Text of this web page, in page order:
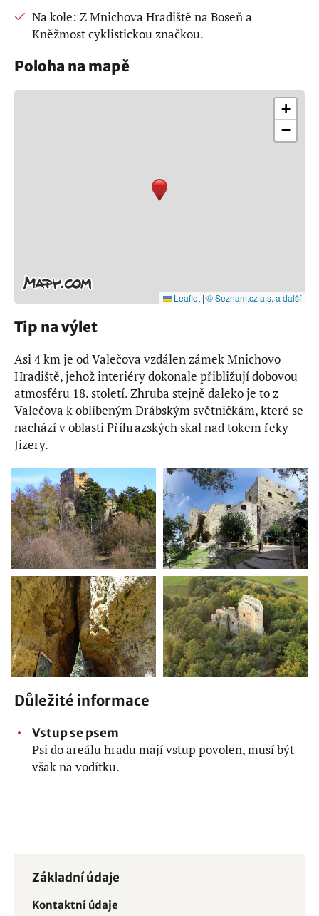
Na kole: Z Mnichova Hradiště na Boseň a
Kněžmost cyklistickou značkou.
Poloha na mapě
+
−
Leaflet | © Seznam.cz a.s. a další
Tip na výlet
Asi 4 km je od Valečova vzdálen zámek Mnichovo
Hradiště, jehož interiéry dokonale přibližují dobovou
atmosféru 18. století. Zhruba stejně daleko je to z
Valečova k oblíbeným Drábským světničkám, které se
nachází v oblasti Příhrazských skal nad tokem řeky
Jizery.
Důležité informace
Vstup se psem
Psi do areálu hradu mají vstup povolen, musí být
však na vodítku.
Základní údaje
Kontaktní údaje